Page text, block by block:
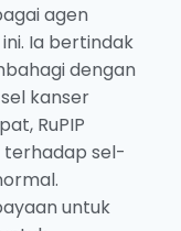
agen
Ia bertindak
dengan
kanser
RuPIP
terhadap sel-
untuk